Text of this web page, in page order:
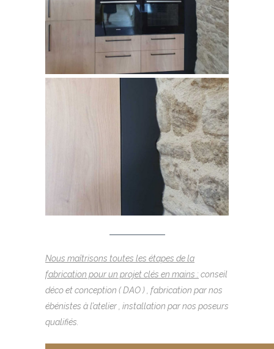
Nous maîtrisons toutes les étapes de la
fabrication pour un projet clés en mains : conseil
déco et conception ( DAO ) , fabrication par nos
ébénistes à l’atelier , installation par nos poseurs
qualifiés.